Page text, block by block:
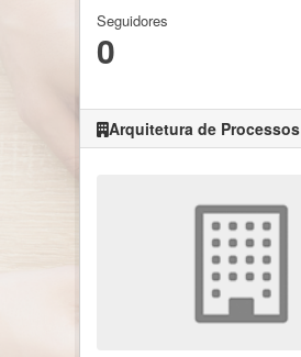
Seguidores
0
Arquitetura de Processos